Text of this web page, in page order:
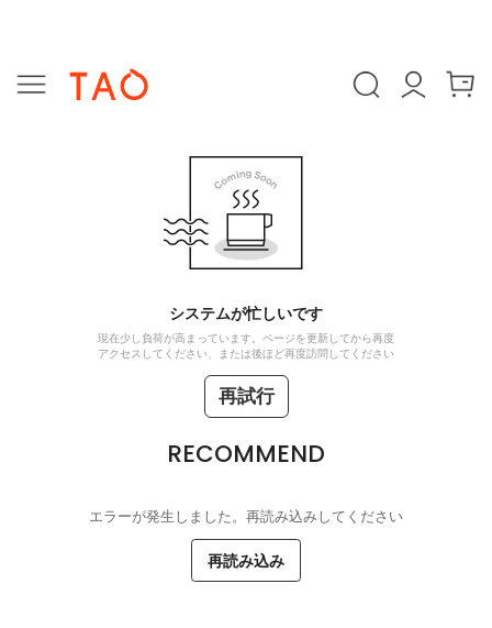
システムが忙しいです
現在少し負荷が高まっています。ページを更新してから再度
アクセスしてください、または後ほど再度訪問してください
再試行
RECOMMEND
エラーが発生しました。再読み込みしてください
再読み込み